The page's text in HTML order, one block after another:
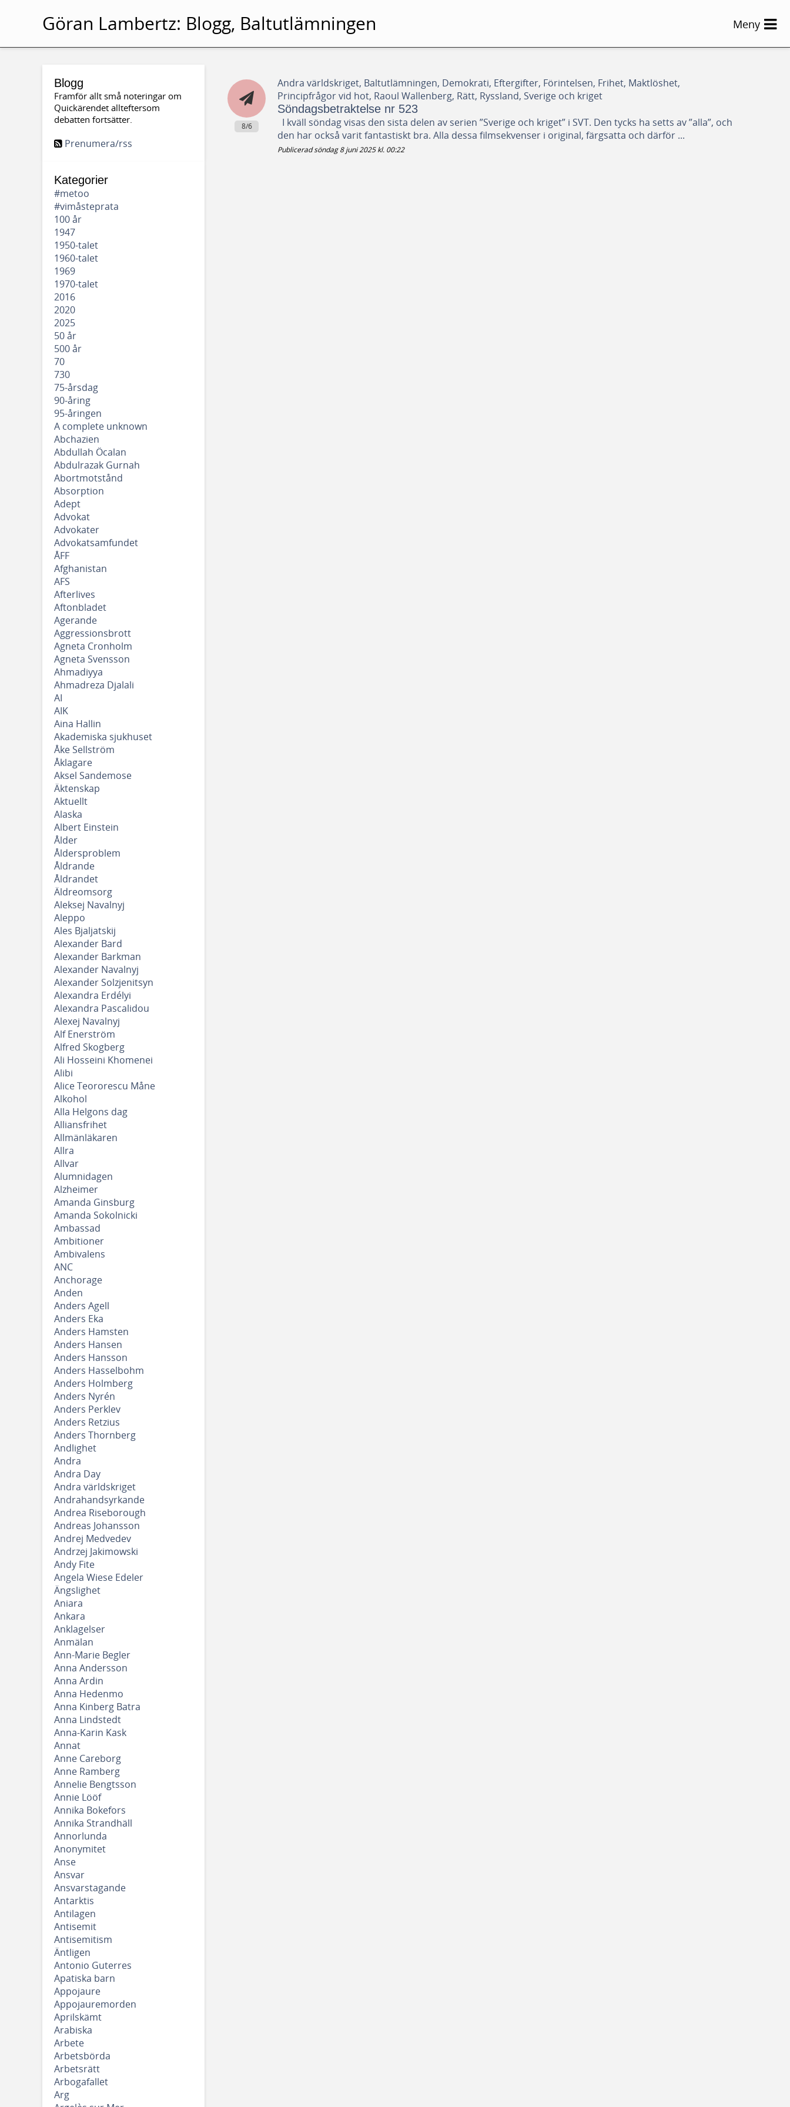
Blogg
Framför allt små noteringar om
Quickärendet allteftersom
debatten fortsätter.
Prenumera/rss
Kategorier
#metoo
#vimåsteprata
100 år
1947
1950-talet
1960-talet
1969
1970-talet
2016
2020
2025
50 år
500 år
70
730
75-årsdag
90-åring
95-åringen
A complete unknown
Abchazien
Abdullah Öcalan
Abdulrazak Gurnah
Abortmotstånd
Absorption
Adept
Advokat
Advokater
Advokatsamfundet
ÅFF
Afghanistan
AFS
Afterlives
Aftonbladet
Agerande
Aggressionsbrott
Agneta Cronholm
Agneta Svensson
Ahmadiyya
Ahmadreza Djalali
AI
AIK
Aina Hallin
Akademiska sjukhuset
Åke Sellström
Åklagare
Aksel Sandemose
Äktenskap
Aktuellt
Alaska
Albert Einstein
Ålder
Åldersproblem
Åldrande
Åldrandet
Äldreomsorg
Aleksej Navalnyj
Aleppo
Ales Bjaljatskij
Alexander Bard
Alexander Barkman
Alexander Navalnyj
Alexander Solzjenitsyn
Alexandra Erdélyi
Alexandra Pascalidou
Alexej Navalnyj
Alf Enerström
Alfred Skogberg
Ali Hosseini Khomenei
Alibi
Alice Teororescu Måne
Alkohol
Alla Helgons dag
Alliansfrihet
Allmänläkaren
Allra
Allvar
Alumnidagen
Alzheimer
Amanda Ginsburg
Amanda Sokolnicki
Ambassad
Ambitioner
Ambivalens
ANC
Anchorage
Anden
Anders Agell
Anders Eka
Anders Hamsten
Anders Hansen
Anders Hansson
Anders Hasselbohm
Anders Holmberg
Anders Nyrén
Anders Perklev
Anders Retzius
Anders Thornberg
Andlighet
Andra
Andra Day
Andra världskriget
Andrahandsyrkande
Andrea Riseborough
Andreas Johansson
Andrej Medvedev
Andrzej Jakimowski
Andy Fite
Angela Wiese Edeler
Ängslighet
Aniara
Ankara
Anklagelser
Anmälan
Ann-Marie Begler
Anna Andersson
Anna Ardin
Anna Hedenmo
Anna Kinberg Batra
Anna Lindstedt
Anna-Karin Kask
Annat
Anne Careborg
Anne Ramberg
Annelie Bengtsson
Annie Lööf
Annika Bokefors
Annika Strandhäll
Annorlunda
Anonymitet
Anse
Ansvar
Ansvarstagande
Antarktis
Antilagen
Antisemit
Antisemitism
Äntligen
Antonio Guterres
Apatiska barn
Appojaure
Appojauremorden
Aprilskämt
Arabiska
Arbete
Arbetsbörda
Arbetsrätt
Arbogafallet
Arg
8/6
Andra världskriget, Baltutlämningen, Demokrati, Eftergifter, Förintelsen, Frihet, Maktlöshet,
Principfrågor vid hot, Raoul Wallenberg, Rätt, Ryssland, Sverige och kriget
Söndagsbetraktelse nr 523
I kväll söndag visas den sista delen av serien ”Sverige och kriget” i SVT. Den tycks ha setts av ”alla”, och
den har också varit fantastiskt bra. Alla dessa filmsekvenser i original, färgsatta och därför ...
Publicerad söndag 8 juni 2025 kl. 00:22
Göran Lambertz: Blogg, Baltutlämningen Meny